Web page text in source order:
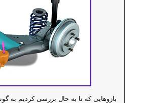
بازوهایی که تا به حال بررسی کردیم به